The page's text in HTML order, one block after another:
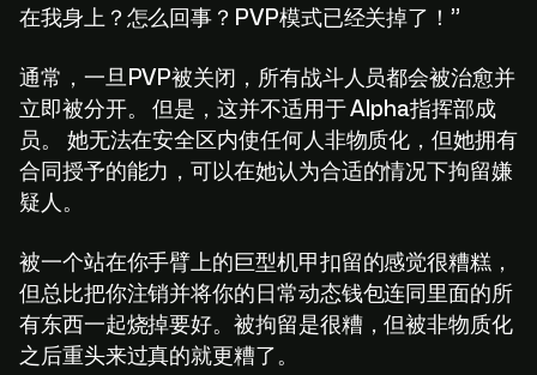
在我身上？怎么回事？PVP模式已经关掉了！”
通常，一旦PVP被关闭，所有战斗人员都会被治愈并
立即被分开。 但是，这并不适用于 Alpha指挥部成
员。 她无法在安全区内使任何人非物质化，但她拥有
合同授予的能力，可以在她认为合适的情况下拘留嫌
疑人。
被一个站在你手臂上的巨型机甲扣留的感觉很糟糕，
但总比把你注销并将你的日常动态钱包连同里面的所
有东西一起烧掉要好。被拘留是很糟，但被非物质化
之后重头来过真的就更糟了。